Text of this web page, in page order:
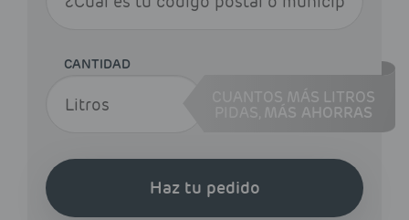
CANTIDAD
CUANTOS MÁS LITROS
MÁS AHORRAS
Haz tu pedido